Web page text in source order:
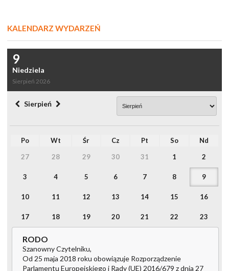
KALENDARZ WYDARZEŃ
9
Niedziela
Sierpień 2026
Sierpień
Po Wt Śr Cz Pt So
Nd
27
28 29 30 31 1 2
3 4 5 6 7 8 9
10 11 12 13 14 15 16
17 18 19 20 21 22 23
24
31 1 2 3 4 5
RODO
Szanowny Czytelniku,
Od 25 maja 2018 roku obowiązuje Rozporządzenie
Parlamentu Europejskiego i Rady (UE) 2016/679 z dnia 27